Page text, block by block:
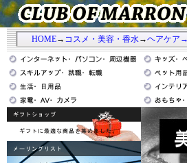
HOME→ コスメ・美容・香水→ヘアケア→